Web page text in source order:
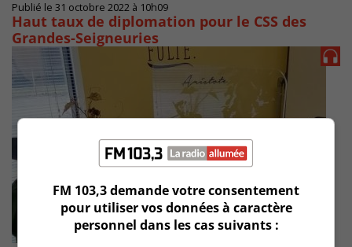
Publié le 31 octobre 2022 à 10h09
Haut taux de diplomation pour le CSS des
Grandes-Seigneuries
FM 103,3 demande votre consentement
pour utiliser vos données à caractère
personnel dans les cas suivants :